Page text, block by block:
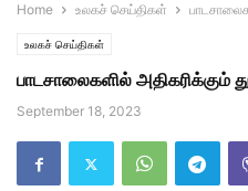
Home உலகச் செய்திகள்
உலகச் செய்திகள்
பாடசாலைகளில் அதிகரிக்கும்
September 18, 2023